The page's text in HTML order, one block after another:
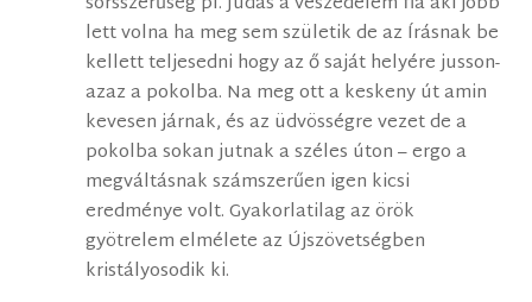
lett volna ha meg sem születik de az Írásnak be
kellett teljesedni hogy az ő saját helyére jusson-
azaz a pokolba. Na meg ott a keskeny út amin
kevesen járnak, és az üdvösségre vezet de a
pokolba sokan jutnak a széles úton – ergo a
megváltásnak számszerűen igen kicsi
eredménye volt. Gyakorlatilag az örök
gyötrelem elmélete az Újszövetségben
kristályosodik ki.